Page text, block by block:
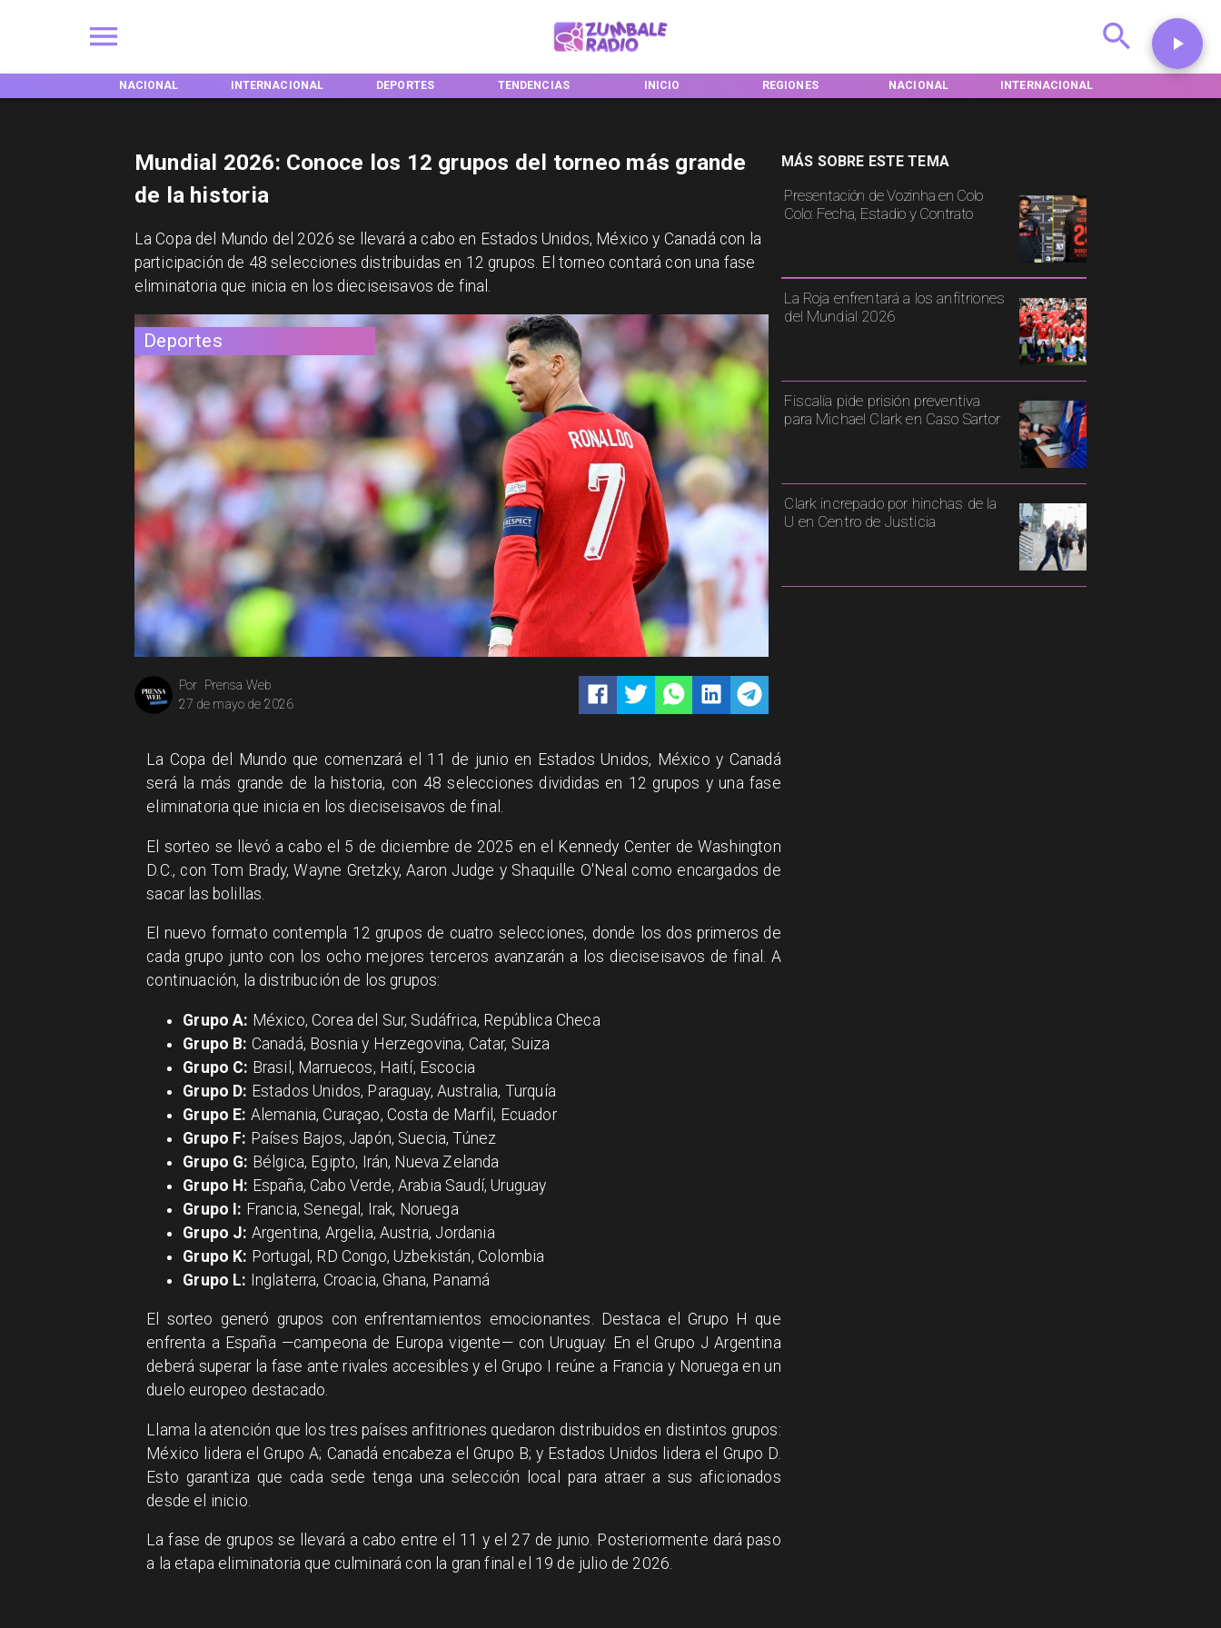
NACIONAL INTERNACIONAL DEPORTES TENDENCIAS INICIO REGIONES NACIONAL INTERNACIONAL
Deportes
Prensa Web
Por
27 de mayo de 2026
Presentación de Vozinha en Colo
Colo: Fecha, Estadio y Contrato
La Roja enfrentará a los anfitriones
del Mundial 2026
Fiscalía pide prisión preventiva
para Michael Clark en Caso Sartor
Clark increpado por hinchas de la
U en Centro de Justicia
MÁS SOBRE ESTE TEMA
Mundial 2026: Conoce los 12 grupos del torneo más grande
de la historia
La Copa del Mundo del 2026 se llevará a cabo en Estados Unidos, México y Canadá con la
participación de 48 selecciones distribuidas en 12 grupos. El torneo contará con una fase
eliminatoria que inicia en los dieciseisavos de final.
La Copa del Mundo que comenzará el 11 de junio en Estados Unidos, México y Canadá
será la más grande de la historia, con 48 selecciones divididas en 12 grupos y una fase
eliminatoria que inicia en los dieciseisavos de final.
El sorteo se llevó a cabo el 5 de diciembre de 2025 en el Kennedy Center de Washington
D.C., con Tom Brady, Wayne Gretzky, Aaron Judge y Shaquille O'Neal como encargados de
sacar las bolillas.
El nuevo formato contempla 12 grupos de cuatro selecciones, donde los dos primeros de
cada grupo junto con los ocho mejores terceros avanzarán a los dieciseisavos de final. A
continuación, la distribución de los grupos:
Grupo A: México, Corea del Sur, Sudáfrica, República Checa
Grupo B: Canadá, Bosnia y Herzegovina, Catar, Suiza
Grupo C: Brasil, Marruecos, Haití, Escocia
Grupo D: Estados Unidos, Paraguay, Australia, Turquía
Grupo E: Alemania, Curaçao, Costa de Marfil, Ecuador
Grupo F: Países Bajos, Japón, Suecia, Túnez
Grupo G: Bélgica, Egipto, Irán, Nueva Zelanda
Grupo H: España, Cabo Verde, Arabia Saudí, Uruguay
Grupo I: Francia, Senegal, Irak, Noruega
Grupo J: Argentina, Argelia, Austria, Jordania
Grupo K: Portugal, RD Congo, Uzbekistán, Colombia
Grupo L: Inglaterra, Croacia, Ghana, Panamá
El sorteo generó grupos con enfrentamientos emocionantes. Destaca el Grupo H que
enfrenta a España —campeona de Europa vigente— con Uruguay. En el Grupo J Argentina
deberá superar la fase ante rivales accesibles y el Grupo I reúne a Francia y Noruega en un
duelo europeo destacado.
Llama la atención que los tres países anfitriones quedaron distribuidos en distintos grupos:
México lidera el Grupo A; Canadá encabeza el Grupo B; y Estados Unidos lidera el Grupo D.
Esto garantiza que cada sede tenga una selección local para atraer a sus aficionados
desde el inicio.
La fase de grupos se llevará a cabo entre el 11 y el 27 de junio. Posteriormente dará paso
a la etapa eliminatoria que culminará con la gran final el 19 de julio de 2026.